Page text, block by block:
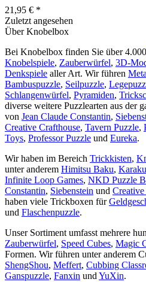
21,95 € *
Zuletzt angesehen
Über Knobelbox
Bei Knobelbox finden Sie über 4.000
Knobelspiele, Zauberwürfel, 3D-
Denkspiele aller Art. Wir führen
Bambuspuzzle, Seilpuzzle,
Schlangenwürfel, Pyramiden,
diverse weitere Puzzlearten aus der
von Jean Claude Constantin,
Creative Crafthouse, Tavern Puzzle,
Toys, Professor Puzzle und Eureka.
Wir haben im Bereich Trickkisten,
unter anderem Himitsu Baku,
Infinite Loop Games, NKD Puzzle
Constantin, Siebenstein und
haben viele Trickboxen für
und Flaschenpuzzle.
Unser Sortiment umfasst mehrere
Zauberwürfel, Speed Cubes, Magic
Formen. Wir führen unter anderem
ShengShou, Meffert, Cubbing
Ganspuzzle, Fanxin und YuXin.